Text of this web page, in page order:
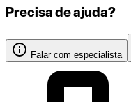
Precisa de ajuda?
Falar com especialista